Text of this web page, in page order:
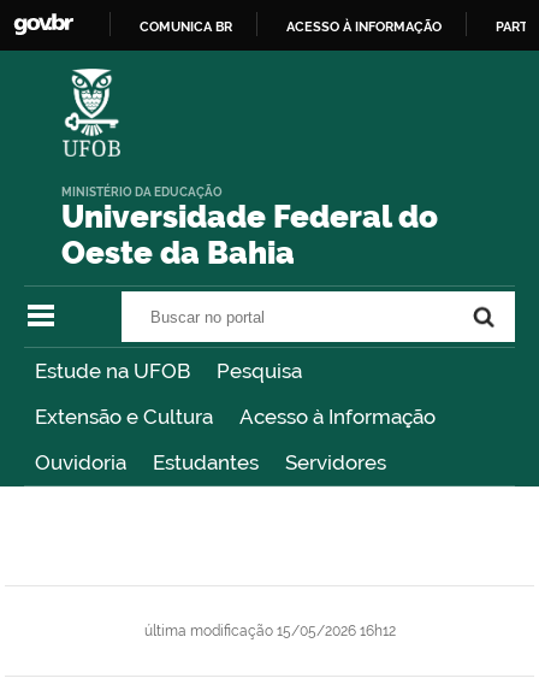
COMUNICA BR ACESSO À INFORMAÇÃO
Universidade Federal do
Oeste da Bahia
MINISTÉRIO DA EDUCAÇÃO
Estude na UFOB
Pesquisa
Extensão e Cultura
Acesso à Informação
Ouvidoria
Estudantes Servidores
última modificação15/05/2026 16h12